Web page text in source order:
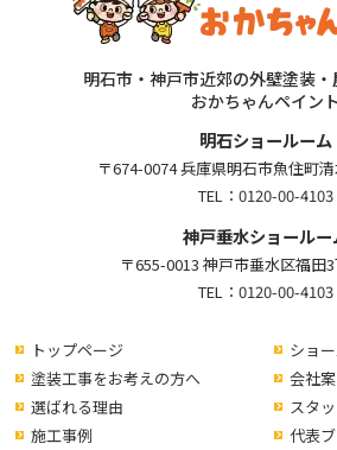
明石市・神戸市近郊の外壁塗装
おかちゃんペイント
明石ショールーム
〒674-0074 兵庫県明石市魚住町
TEL： 0120-00-4103
神戸垂水ショールー
〒655-0013 神戸市垂水区福田
TEL： 0120-00-4103
トップページ
塗装工事をお考えの方へ
選ばれる理由
ショ
会社
スタ
施工事例
代表